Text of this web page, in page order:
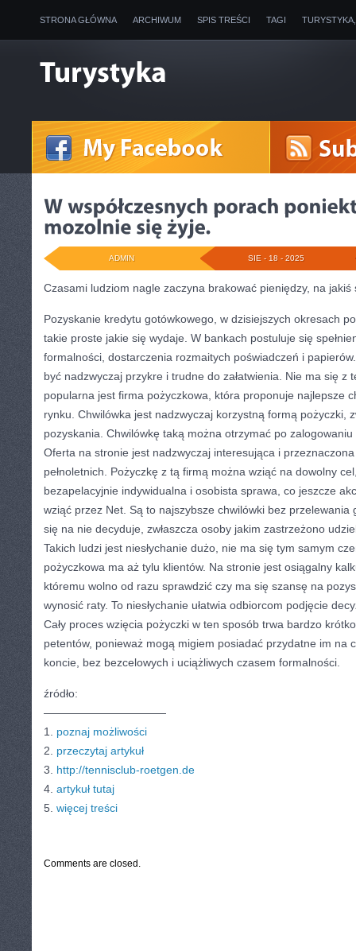
STRONA GŁÓWNA ARCHIWUM SPIS TREŚCI TAGI
SIE - 18 - 2025
ADMIN
Czasami ludziom nagle zaczyna brakować pieniędzy, na jakiś
Pozyskanie kredytu gotówkowego, w dzisiejszych okresach
takie proste jakie się wydaje. W bankach postuluje się
formalności, dostarczenia rozmaitych poświadczeń i
być nadzwyczaj przykre i trudne do załatwienia. Nie ma się z
popularna jest firma pożyczkowa, która proponuje najlepsze
rynku. Chwilówka jest nadzwyczaj korzystną formą pożyczki,
pozyskania. Chwilówkę taką można otrzymać po
Oferta na stronie jest nadzwyczaj interesująca i
pełnoletnich. Pożyczkę z tą firmą można wziąć na dowolny
bezapelacyjnie indywidualna i osobista sprawa, co jeszcze
wziąć przez Net. Są to najszybsze chwilówki bez przelewania
się na nie decyduje, zwłaszcza osoby jakim zastrzeżono
Takich ludzi jest niesłychanie dużo, nie ma się tym samym
pożyczkowa ma aż tylu klientów. Na stronie jest osiągalny
któremu wolno od razu sprawdzić czy ma się szansę na
wynosić raty. To niesłychanie ułatwia odbiorcom podjęcie
Cały proces wzięcia pożyczki w ten sposób trwa bardzo
petentów, ponieważ mogą migiem posiadać przydatne im na
koncie, bez bezcelowych i uciążliwych czasem formalności.
źródło:
———————————
1. poznaj możliwości
2. przeczytaj artykuł
3. http://tennisclub-roetgen.de
4. artykuł tutaj
5. więcej treści
Comments are closed.